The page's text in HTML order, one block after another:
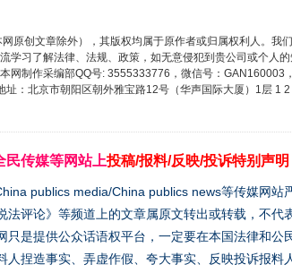
原创文章除外），其版权均属于原作者或归属权利人。我
学习了解法律、法规、政策，如无意侵犯到贵公司或个人
网制作采编部QQ号: 3555333776，微信号：GAN160003
：北京市朝阳区朝外雅宝路12号（华声国际大厦）1层 1
民传媒等网站上投稿/报料/反映/投诉特别声明
publics media/China publics news等传媒网站
法评论》等频道上的文章属原文转出或转载，不
是提供公众话语权平台，一定要在本国法律和公
捏造事实、弄虚作假、夸大事实、反映投诉报料